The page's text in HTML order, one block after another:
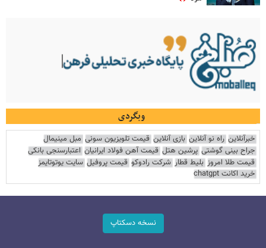
وبگردی
خبرآنلاین راه نو آنلاین بازی آنلاین قیمت تلویزیون سونی مبل مینیمال
جراح بینی گوشتی پرشین هتل قیمت آهن فولاد ایرانیان اعتبارسنجی بانکی
قیمت طلا امروز بلیط قطار شرکت رادوکو قیمت پروفیل سایت یوتوتایمز
خرید اکانت chatgpt
نسخه دسکتاپ